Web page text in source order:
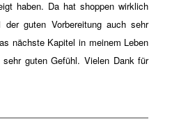
haben. Da hat shoppen wirklich
guten Vorbereitung auch sehr
nächste Kapitel in meinem Leben
sehr guten Gefühl.Vielen Dank für